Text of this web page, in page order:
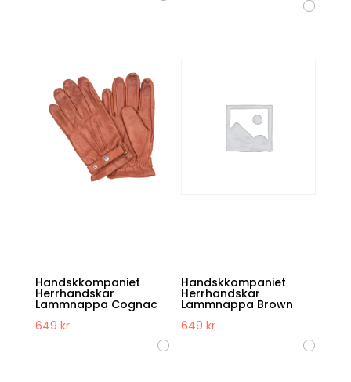
Handskkompaniet
Herrhandskar
Lammnappa Cognac
649 kr
Handskkompaniet
Herrhandskar
Lammnappa Brown
649kr